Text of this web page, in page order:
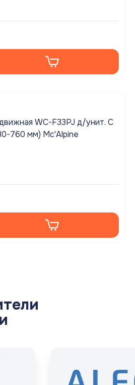
WC-F33PJ д/унит. С
760 мм) Mc'Alpine